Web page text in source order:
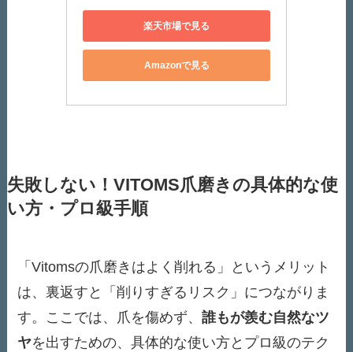
楽天市場で見る
Amazonで見る
失敗しない！VITOMS爪磨きの具体的な使
い方・プロ級手順
「Vitomsの爪磨きはよく削れる」というメリット
は、裏返すと「削りすぎるリスク」につながりま
す。ここでは、爪を傷めず、誰もが羨む自然なツ
ヤを出すための、具体的な使い方とプロ級のテク